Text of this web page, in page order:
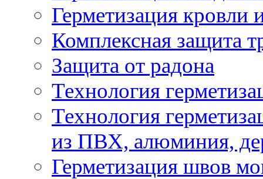
Герметизация кровли
Комплексная защита
Защита от радона
Технология
Технология
из ПВХ, алюминия,
Герметизация швов